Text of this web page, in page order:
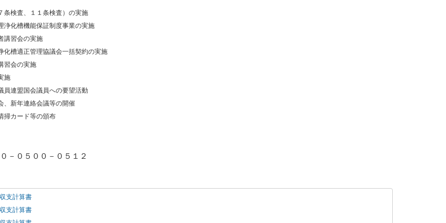
条検査、１１条検査）の実施
浄化槽機能保証制度事業の実施
講習会の実施
化槽適正管理協議会一括契約の実施
習会の実施
施
員連盟国会議員への要望活動
、新年連絡会議等の開催
掃カード等の頒布
－０５００－０５１２
支計算書
支計算書